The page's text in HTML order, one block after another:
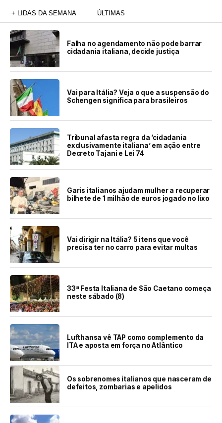
+ LIDAS DA SEMANA ÚLTIMAS
Falha no agendamento não pode barrar
cidadania italiana, decide justiça
Vai para Itália? Veja o que a suspensão do
Schengen significa para brasileiros
Tribunal afasta regra da ‘cidadania
exclusivamente italiana’ em ação entre
Decreto Tajani e Lei 74
Garis italianos ajudam mulher a recuperar
bilhete de 1 milhão de euros jogado no lixo
Vai dirigir na Itália? 5 itens que você
precisa ter no carro para evitar multas
33ª Festa Italiana de São Caetano começa
neste sábado (8)
Lufthansa vê TAP como complemento da
ITA e aposta em força no Atlântico
Os sobrenomes italianos que nasceram de
defeitos, zombarias e apelidos